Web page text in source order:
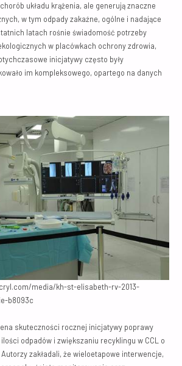
układu krążenia, ale generują znaczne
w tym odpady zakaźne, ogólne i nadające
latach rośnie świadomość potrzeby
w placówkach ochrony zdrowia,
inicjatywy często były
im kompleksowego, opartego na danych
media/kh-st-elisabeth-rv-2013-
b8093c
skuteczności rocznej inicjatywy poprawy
odpadów i zwiększaniu recyklingu w CCL o
zakładali, że wieloetapowe interwencje,